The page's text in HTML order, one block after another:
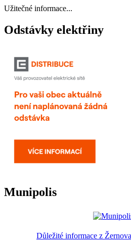
Užitečné informace...
Odstávky elektřiny
Munipolis
Důležité informace z